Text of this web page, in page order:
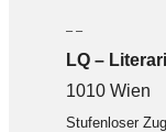
– –
LQ –
1010 Wien
Stufenloser